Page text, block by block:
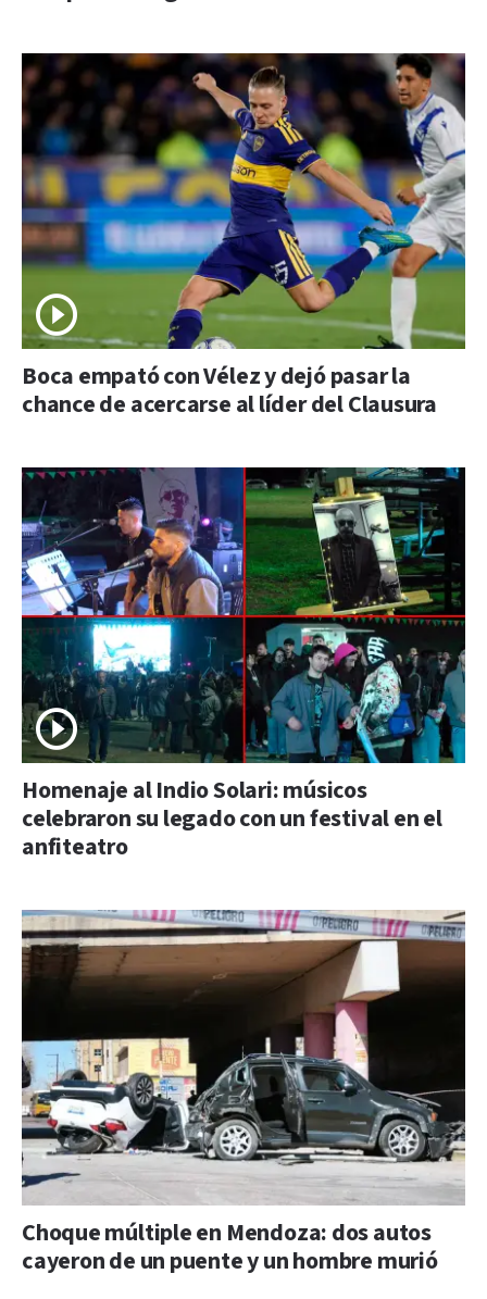
Boca empató con Vélez y dejó pasar la
chance de acercarse al líder del Clausura
Homenaje al Indio Solari: músicos
celebraron su legado con un festival en el
anfiteatro
Choque múltiple en Mendoza: dos autos
cayeron de un puente y un hombre murió